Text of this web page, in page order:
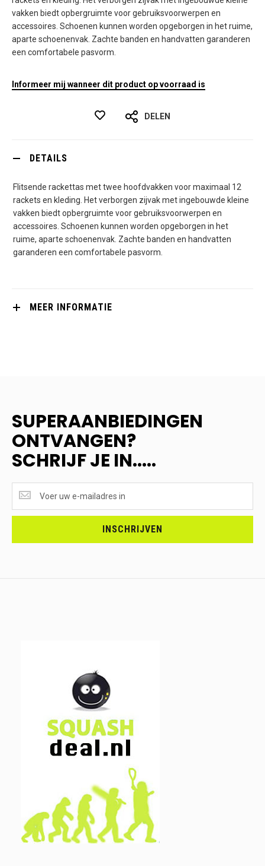
vakken biedt opbergruimte voor gebruiksvoorwerpen en
accessoires. Schoenen kunnen worden opgeborgen in het ruime,
aparte schoenenvak. Zachte banden en handvatten garanderen
een comfortabele pasvorm.
Informeer mij wanneer dit product op voorraad is
DELEN
DETAILS
Flitsende rackettas met twee hoofdvakken voor maximaal 12
rackets en kleding. Het verborgen zijvak met ingebouwde kleine
vakken biedt opbergruimte voor gebruiksvoorwerpen en
accessoires. Schoenen kunnen worden opgeborgen in het
ruime, aparte schoenenvak. Zachte banden en handvatten
garanderen een comfortabele pasvorm.
MEER INFORMATIE
SUPERAANBIEDINGEN
ONTVANGEN?
SCHRIJF JE IN.....
ONTVANGEN?
<br>SCHRIJF
INSCHRIJVEN